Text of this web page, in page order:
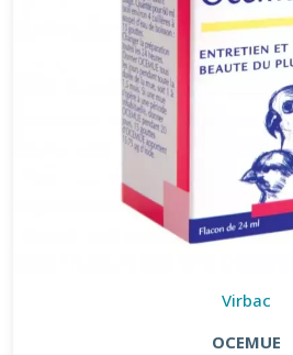
Virbac
OCEMUE